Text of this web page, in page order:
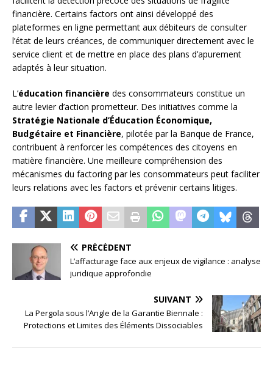
financière. Certains factors ont ainsi développé des
plateformes en ligne permettant aux débiteurs de consulter
l’état de leurs créances, de communiquer directement avec le
service client et de mettre en place des plans d’apurement
adaptés à leur situation.
L’éducation financière des consommateurs constitue un
autre levier d’action prometteur. Des initiatives comme la
Stratégie Nationale d’Éducation Économique,
Budgétaire et Financière, pilotée par la Banque de France,
contribuent à renforcer les compétences des citoyens en
matière financière. Une meilleure compréhension des
mécanismes du factoring par les consommateurs peut faciliter
leurs relations avec les factors et prévenir certains litiges.
PRÉCÉDENT
L’affacturage face aux enjeux de vigilance : analyse
juridique approfondie
SUIVANT
La Pergola sous l’Angle de la Garantie Biennale :
Protections et Limites des Éléments Dissociables